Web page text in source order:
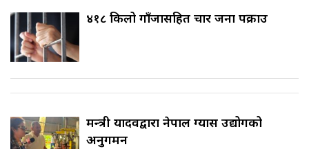
४१८ किलो गाँजासहित चार जना पक्राउ
मन्त्री यादवद्वारा नेपाल ग्यास उद्योगको
अनुगमन